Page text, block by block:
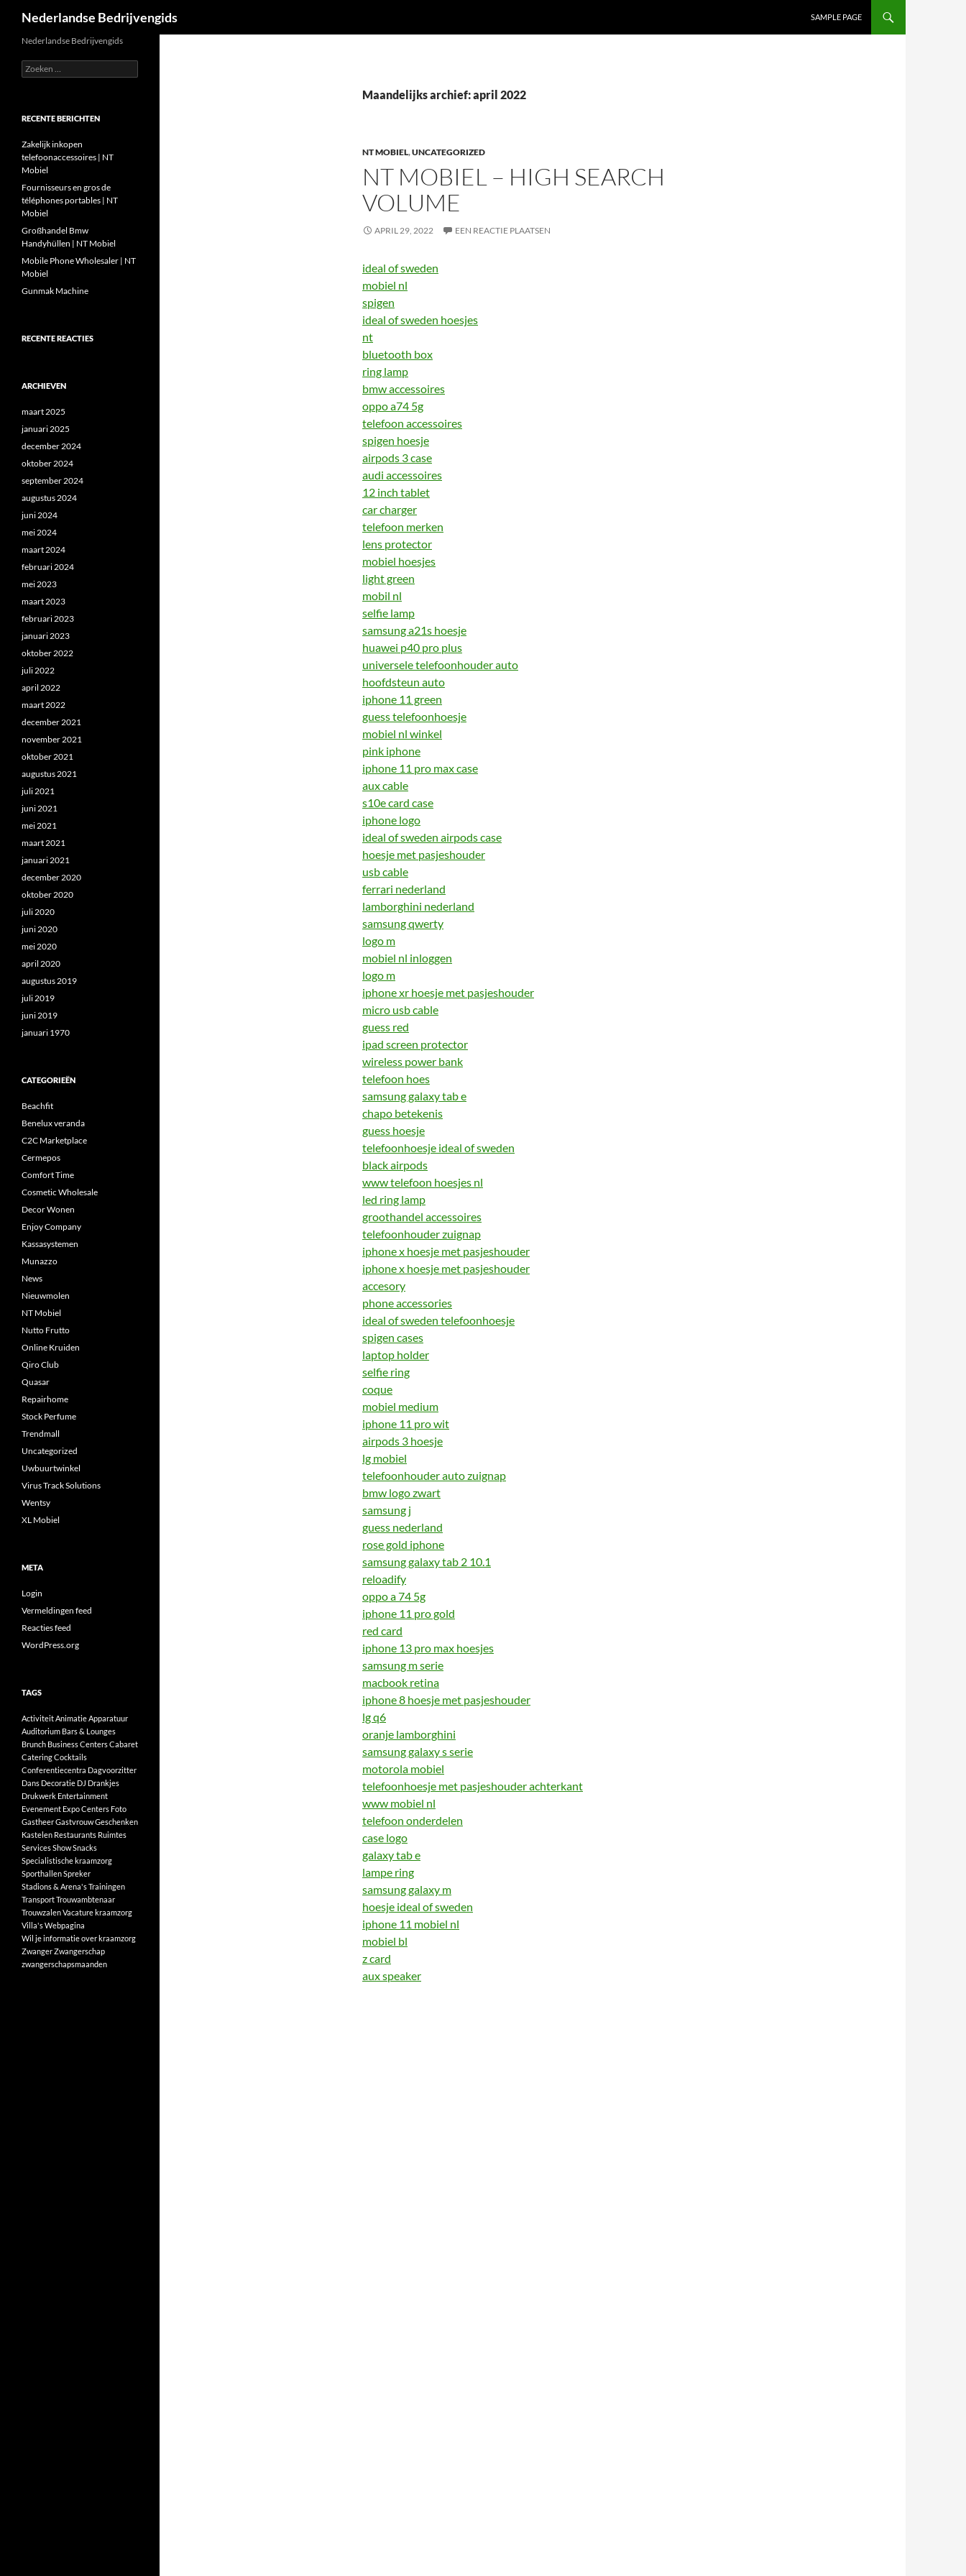
Nederlandse Bedrijvengids SAMPLE PAGE
Maandelijks archief: april 2022
NT MOBIEL,UNCATEGORIZED
NT MOBIEL – HIGH SEARCH
VOLUME
APRIL 29, 2022 EEN REACTIE PLAATSEN
ideal of sweden
mobiel nl
spigen
ideal of sweden hoesjes
nt
bluetooth box
ring lamp
bmw accessoires
oppo a74 5g
telefoon accessoires
spigen hoesje
airpods 3 case
audi accessoires
12 inch tablet
car charger
telefoon merken
lens protector
mobiel hoesjes
light green
mobil nl
selfie lamp
samsung a21s hoesje
huawei p40 pro plus
universele telefoonhouder auto
hoofdsteun auto
iphone 11 green
guess telefoonhoesje
mobiel nl winkel
pink iphone
iphone 11 pro max case
aux cable
s10e card case
iphone logo
ideal of sweden airpods case
hoesje met pasjeshouder
usb cable
ferrari nederland
lamborghini nederland
samsung qwerty
logo m
mobiel nl inloggen
logo m
iphone xr hoesje met pasjeshouder
micro usb cable
guess red
ipad screen protector
wireless power bank
telefoon hoes
samsung galaxy tab e
chapo betekenis
guess hoesje
telefoonhoesje ideal of sweden
black airpods
www telefoon hoesjes nl
led ring lamp
groothandel accessoires
telefoonhouder zuignap
iphone x hoesje met pasjeshouder
iphone x hoesje met pasjeshouder
accesory
phone accessories
ideal of sweden telefoonhoesje
spigen cases
laptop holder
selfie ring
coque
mobiel medium
iphone 11 pro wit
airpods 3 hoesje
lg mobiel
telefoonhouder auto zuignap
bmw logo zwart
samsung j
guess nederland
rose gold iphone
samsung galaxy tab 2 10.1
reloadify
oppo a 74 5g
iphone 11 pro gold
red card
iphone 13 pro max hoesjes
samsung m serie
macbook retina
iphone 8 hoesje met pasjeshouder
lg q6
oranje lamborghini
samsung galaxy s serie
motorola mobiel
telefoonhoesje met pasjeshouder achterkant
www mobiel nl
telefoon onderdelen
case logo
galaxy tab e
lampe ring
samsung galaxy m
hoesje ideal of sweden
iphone 11 mobiel nl
mobiel bl
z card
aux speaker
Nederlandse Bedrijvengids
Zoeken
naar:
RECENTE BERICHTEN
Zakelijk inkopen
telefoonaccessoires | NT
Mobiel
Fournisseurs en gros de
téléphones portables | NT
Mobiel
Großhandel Bmw
Handyhüllen | NT Mobiel
Mobile Phone Wholesaler | NT
Mobiel
Gunmak Machine
RECENTE REACTIES
ARCHIEVEN
maart 2025
januari 2025
december 2024
oktober 2024
september 2024
augustus 2024
juni 2024
mei 2024
maart 2024
februari 2024
mei 2023
maart 2023
februari 2023
januari 2023
oktober 2022
juli 2022
april 2022
maart 2022
december 2021
november 2021
oktober 2021
augustus 2021
juli 2021
juni 2021
mei 2021
maart 2021
januari 2021
december 2020
oktober 2020
juli 2020
juni 2020
mei 2020
april 2020
augustus 2019
juli 2019
juni 2019
januari 1970
CATEGORIEËN
Beachfit
Benelux veranda
C2C Marketplace
Cermepos
Comfort Time
Cosmetic Wholesale
Decor Wonen
Enjoy Company
Kassasystemen
Munazzo
News
Nieuwmolen
NT Mobiel
Nutto Frutto
Online Kruiden
Qiro Club
Quasar
Repairhome
Stock Perfume
Trendmall
Uncategorized
Uwbuurtwinkel
Virus Track Solutions
Wentsy
XL Mobiel
META
Login
Vermeldingen feed
Reacties feed
WordPress.org
TAGS
ActiviteitAnimatieApparatuur
Auditorium Bars & Lounges
Brunch Business CentersCabaret
CateringCocktails
Conferentiecentra Dagvoorzitter
Dans Decoratie DJ Drankjes
Drukwerk Entertainment
Evenement Expo Centers Foto
GastheerGastvrouwGeschenken
Kastelen Restaurants Ruimtes
ServicesShowSnacks
Specialistische kraamzorg
SporthallenSpreker
Stadions & Arena'sTrainingen
TransportTrouwambtenaar
TrouwzalenVacature kraamzorg
Villa'sWebpagina
Wil je informatie over kraamzorg
ZwangerZwangerschap
zwangerschapsmaanden